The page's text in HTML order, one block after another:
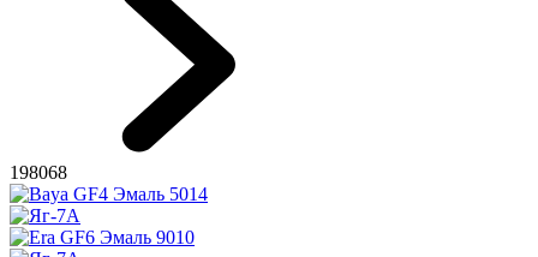
198068